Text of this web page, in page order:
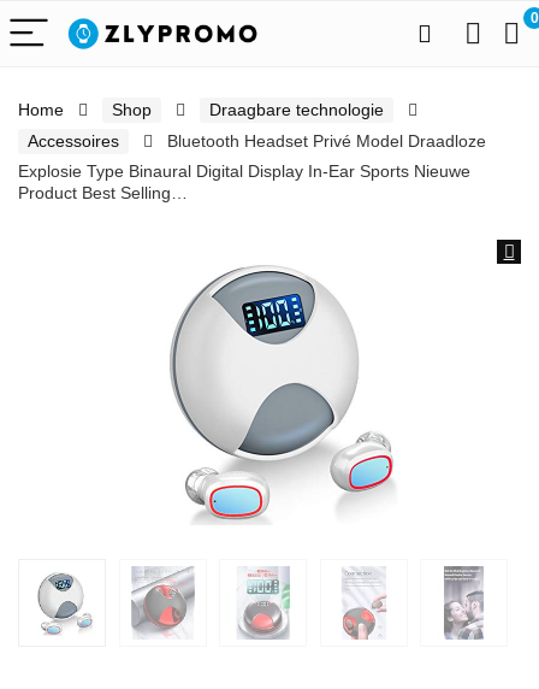
0
Home Shop
Draagbare technologie
Accessoires
Bluetooth Headset Privé Model Draadloze
Explosie Type Binaural Digital Display In-Ear Sports Nieuwe
Product Best Selling…